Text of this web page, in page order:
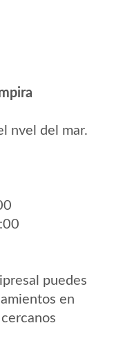
nvel del mar.
puedes
en